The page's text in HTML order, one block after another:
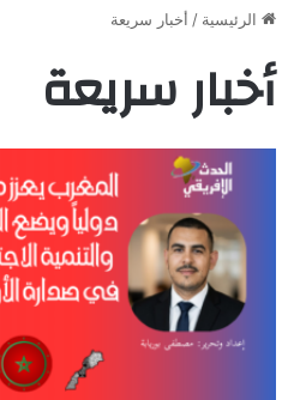
الرئيسية / أخبار سريعة
أخبار سريعة